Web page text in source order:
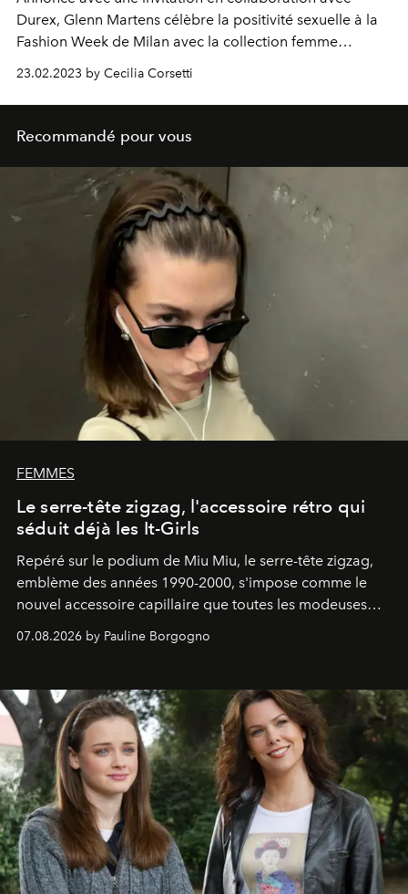
Durex, Glenn Martens célèbre la positivité sexuelle à la
Fashion Week de Milan avec la collection femme
23.02.2023 by Cecilia Corsetti
Recommandé pour vous
FEMMES
Le serre-tête zigzag, l'accessoire rétro qui
séduit déjà les It-Girls
Repéré sur le podium de Miu Miu, le serre-tête zigzag,
emblème des années 1990-2000, s'impose comme le
nouvel accessoire capillaire que toutes les modeuses
07.08.2026 by Pauline Borgogno